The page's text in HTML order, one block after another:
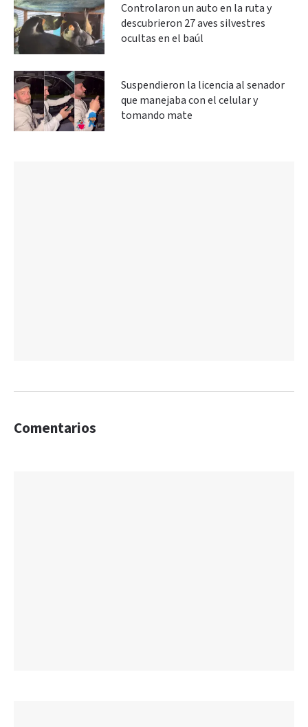
Controlaron un auto en la ruta y
descubrieron 27 aves silvestres
ocultas en el baúl
Suspendieron la licencia al senador
que manejaba con el celular y
tomando mate
Comentarios